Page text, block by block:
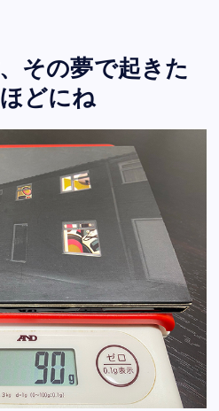
その夢で起きた
どにね